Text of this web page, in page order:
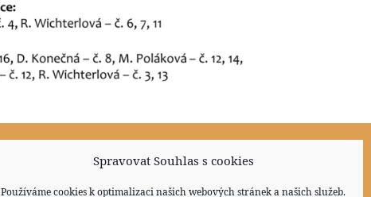
Spravovat Souhlas s cookies
Používáme cookies k optimalizaci našich webových stránek a našich služeb.
Sociální sítě